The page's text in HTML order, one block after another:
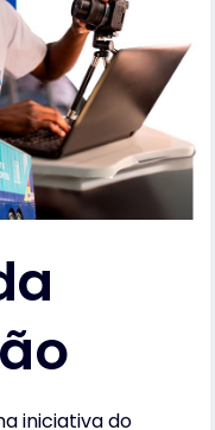
iniciativa do